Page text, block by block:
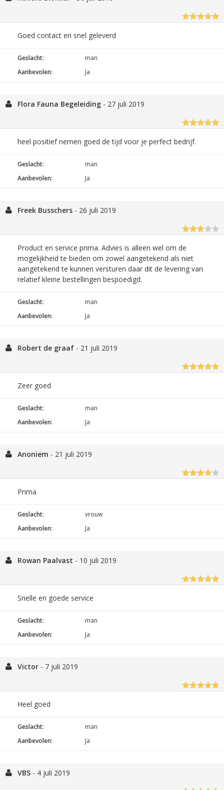
Goed contact en snel geleverd
Geslacht:
man
Aanbevolen:
Ja
Flora Fauna Begeleiding - 27 juli 2019
heel positief nemen goed de tijd voor je perfect bedrijf.
Geslacht:
man
Aanbevolen:
Ja
Freek Busschers - 26 juli 2019
Product en service prima. Advies is alleen wel om de
mogelijkheid te bieden om zowel aangetekend als niet
aangetekend te kunnen versturen daar dit de levering van
relatief kleine bestellingen bespoedigd.
Geslacht:
man
Aanbevolen:
Ja
Robert de graaf - 21 juli 2019
Zeer goed
Geslacht:
man
Aanbevolen:
Ja
Anoniem - 21 juli 2019
Prima
Geslacht:
vrouw
Aanbevolen:
Ja
Rowan Paalvast - 10 juli 2019
Snelle en goede service
Geslacht:
man
Aanbevolen:
Ja
Victor - 7 juli 2019
Heel goed
Geslacht:
man
Aanbevolen:
Ja
VBS - 4 juli 2019